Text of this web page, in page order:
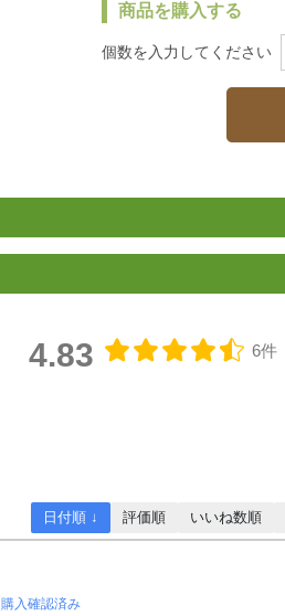
商品を購入する
個数を入力してください
4.83 6件
日付順 ↓ 評価順 いいね数順
購入確認済み